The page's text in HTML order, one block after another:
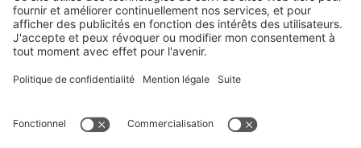
Slingerstraat 50
8820 Torhout
Belgique
Téléphone:+32 51 81 96 40